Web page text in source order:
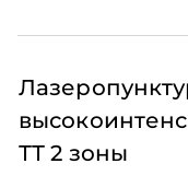
ТТ 2 зоны